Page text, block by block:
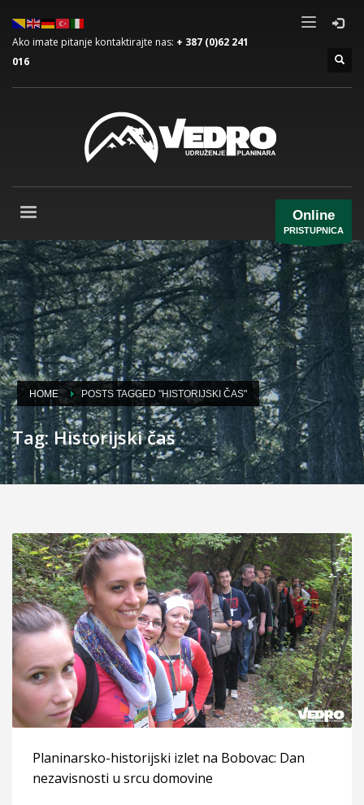
Ako imate pitanje kontaktirajte nas: + 387 (0)62 241
016
Online
PRISTUPNICA
HOME POSTS TAGGED "HISTORIJSKI ČAS"
Tag: Historijski čas
Planinarsko-historijski izlet na Bobovac: Dan
nezavisnosti u srcu domovine